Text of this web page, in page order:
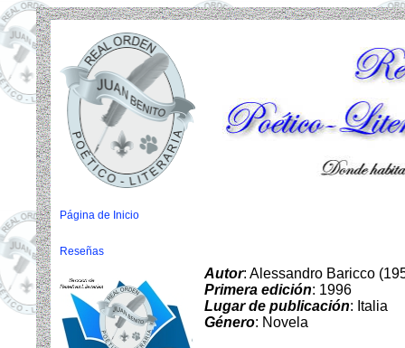
Página de Inicio
Reseñas
Autor: Alessandro Baricco
Primera edición: 1996
Lugar de publicación: Italia
Género: Novela